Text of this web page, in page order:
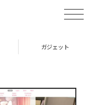
toggle
ガジェット